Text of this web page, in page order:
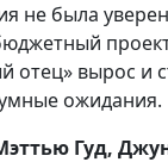
не была
отец» вырос
ожидания.
Гуд,